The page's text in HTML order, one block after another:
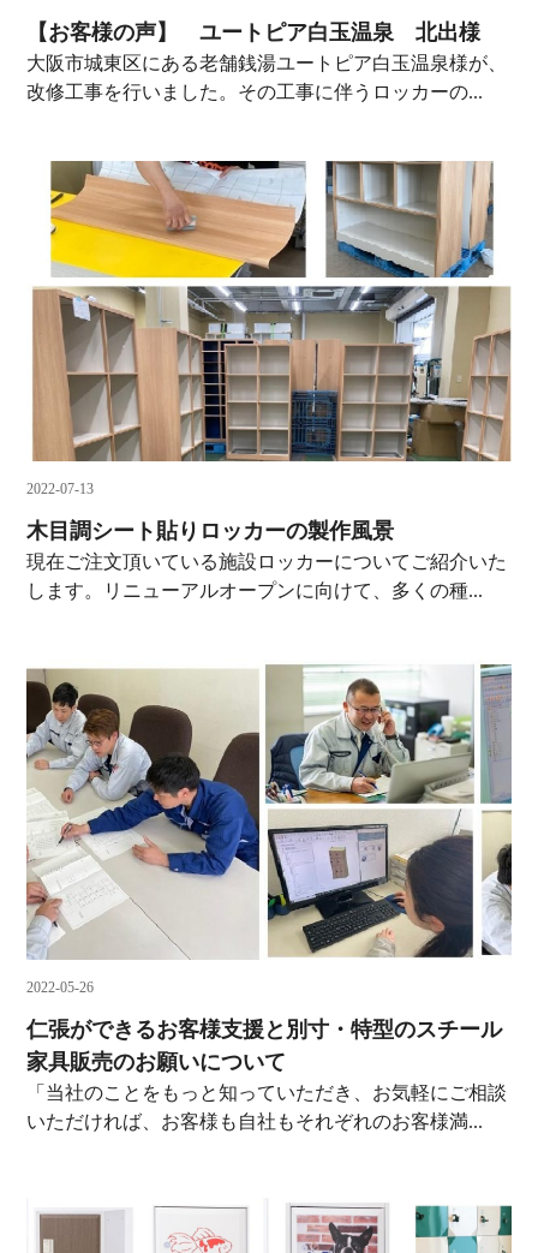
【お客様の声】 ユートピア白玉温泉 北出様
大阪市城東区にある老舗銭湯ユートピア白玉温泉様が、
改修工事を行いました。その工事に伴うロッカーの...
2022-07-13
木目調シート貼りロッカーの製作風景
現在ご注文頂いている施設ロッカーについてご紹介いた
します。リニューアルオープンに向けて、多くの種...
2022-05-26
仁張ができるお客様支援と別寸・特型のスチール
家具販売のお願いについて
「当社のことをもっと知っていただき、お気軽にご相談
いただければ、お客様も自社もそれぞれのお客様満...